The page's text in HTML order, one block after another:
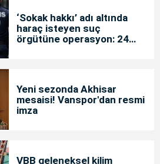
‘Sokak hakkı’ adı altında
haraç isteyen suç
örgütüne operasyon: 24
Yeni sezonda Akhisar
mesaisi! Vanspor'dan resmi
imza
VBB geleneksel kilim